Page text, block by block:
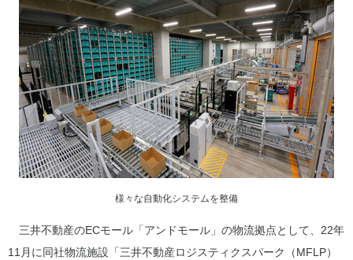
様々な自動化システムを整備
三井不動産のECモール「アンドモール」の物流拠点として、22年
11月に同社物流施設「三井不動産ロジスティクスパーク（MFLP）